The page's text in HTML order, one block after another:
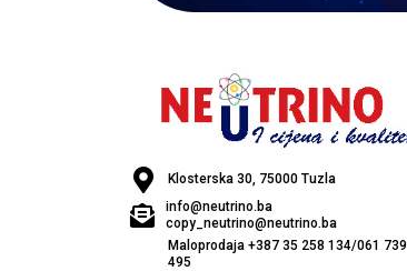
Klosterska 30, 75000 Tuzla
info@neutrino.ba
copy_neutrino@neutrino.ba
Maloprodaja +387 35 258 134/061 739
495